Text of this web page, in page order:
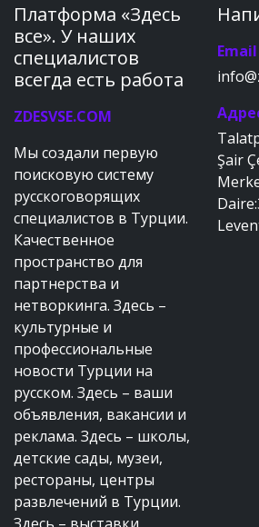
Платформа «Здесь
все». У наших
специалистов
всегда есть работа
ZDESVSE.COM
Мы создали первую
поисковую систему
русскоговорящих
специалистов в Турции.
Качественное
пространство для
партнерства и
нетворкинга. Здесь –
культурные и
профессиональные
новости Турции на
русском. Здесь – ваши
объявления, вакансии и
реклама. Здесь – школы,
детские сады, музеи,
рестораны, центры
развлечений в Турции.
Email
Şair